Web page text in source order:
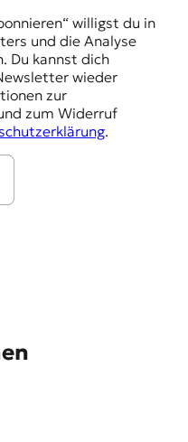
willigst du in
und die Analyse
Du kannst dich
wieder
zur
zum Widerruf
.